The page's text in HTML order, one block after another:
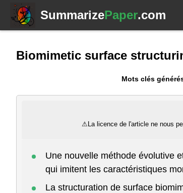
SummarizePaper.com
Biomimetic surface
Mots clés
⚠ La licence de l'article ne nous
Une nouvelle méthode évolutive
qui imitent les caractéristiques
La structuration de surface